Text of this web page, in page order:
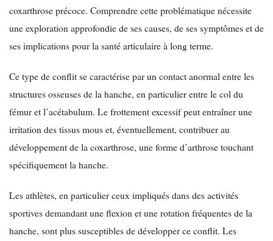
coxarthrose précoce. Comprendre cette problématique nécessite
une exploration approfondie de ses causes, de ses symptômes et de
ses implications pour la santé articulaire à long terme.
Ce type de conflit se caractérise par un contact anormal entre les
structures osseuses de la hanche, en particulier entre le col du
fémur et l’acétabulum. Le frottement excessif peut entraîner une
irritation des tissus mous et, éventuellement, contribuer au
développement de la coxarthrose, une forme d’arthrose touchant
spécifiquement la hanche.
Les athlètes, en particulier ceux impliqués dans des activités
sportives demandant une flexion et une rotation fréquentes de la
hanche, sont plus susceptibles de développer ce conflit. Les